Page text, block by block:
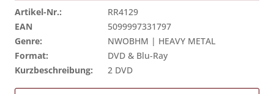
Artikel-Nr.:
RR4129
EAN
5099997331797
Genre:
NWOBHM | HEAVY METAL
Format:
DVD & Blu-Ray
Kurzbeschreibung:
2 DVD